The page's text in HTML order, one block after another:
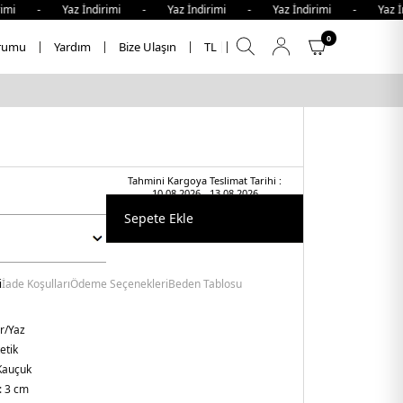
Yaz İndirimi - Yaz İndirimi - Yaz İndirimi -
Yardım Bize Ulaşın TL
0
Tahmini Kargoya Teslimat Tarihi :
10.08.2026 - 13.08.2026
Sepete Ekle
İade KoşullarıÖdeme SeçenekleriBeden Tablosu
Yaz
3 cm